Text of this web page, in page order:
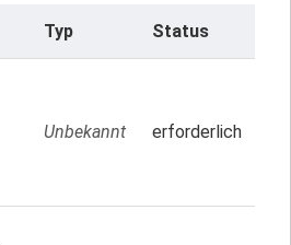
Typ Status
Unbekannt erforderlich